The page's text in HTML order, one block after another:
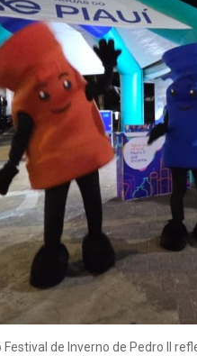
de Inverno de Pedro II